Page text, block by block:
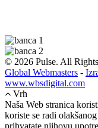
© 2026 Pulse. All
Global Webmasters -
www.wbsdigital.com
Vrh
Naša Web stranica
koriste se radi
prihvatate njihovu